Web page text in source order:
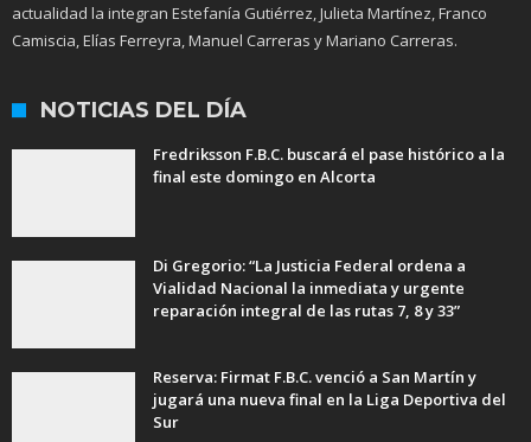
actualidad la integran Estefanía Gutiérrez, Julieta Martínez, Franco
Camiscia, Elías Ferreyra, Manuel Carreras y Mariano Carreras.
NOTICIAS DEL DÍA
Fredriksson F.B.C. buscará el pase histórico a la
final este domingo en Alcorta
Di Gregorio: “La Justicia Federal ordena a
Vialidad Nacional la inmediata y urgente
reparación integral de las rutas 7, 8 y 33”
Reserva: Firmat F.B.C. venció a San Martín y
jugará una nueva final en la Liga Deportiva del
Sur